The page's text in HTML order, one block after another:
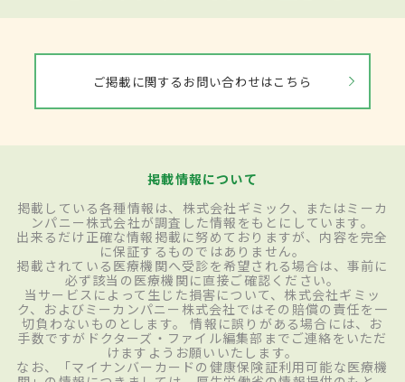
ご掲載に関するお問い合わせはこちら
掲載情報について
掲載している各種情報は、株式会社ギミック、またはミーカ
ンパニー株式会社が調査した情報をもとにしています。
出来るだけ正確な情報掲載に努めておりますが、内容を完全
に保証するものではありません。
掲載されている医療機関へ受診を希望される場合は、事前に
必ず該当の医療機関に直接ご確認ください。
当サービスによって生じた損害について、株式会社ギミッ
ク、およびミーカンパニー株式会社ではその賠償の責任を一
切負わないものとします。 情報に誤りがある場合には、お
手数ですがドクターズ・ファイル編集部までご連絡をいただ
けますようお願いいたします。
なお、「マイナンバーカードの健康保険証利用可能な医療機